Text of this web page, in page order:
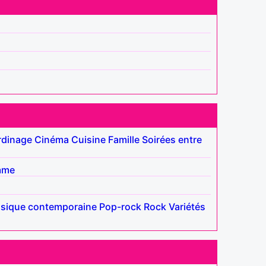
Cinéma Cuisine Famille Soirées entre
contemporaine Pop-rock Rock Variétés